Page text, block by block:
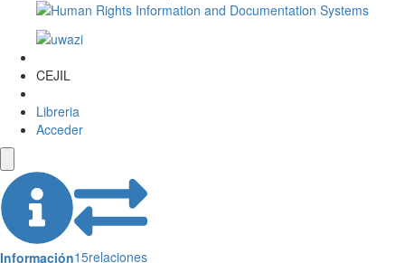
CEJIL
Libreria
Acceder
Información15relaciones